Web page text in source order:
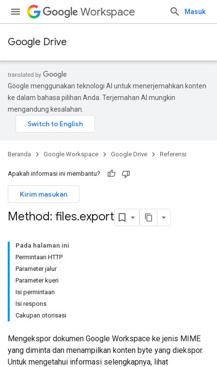
Workspace Masuk
Google Drive
Google menggunakan teknologi AI untuk menerjemahkan konten
ke dalam bahasa pilihan Anda. Terjemahan AI mungkin
mengandung kesalahan.
Beranda Google Workspace Google Drive Referensi
Apakah informasi ini membantu?
Kirim masukan
Method: files.export
Pada halaman ini
Permintaan HTTP
Parameter jalur
Parameter kueri
Isi permintaan
Isi respons
Cakupan otorisasi
Mengekspor dokumen Google Workspace ke jenis MIME
yang diminta dan menampilkan konten byte yang diekspor.
Untuk mengetahui informasi selengkapnya, lihat